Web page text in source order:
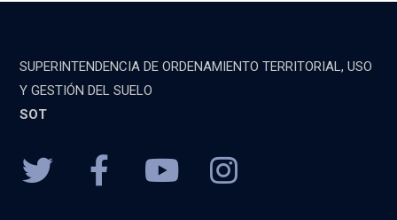
SUPERINTENDENCIA DE ORDENAMIENTO TERRITORIAL, USO
Y GESTIÓN DEL SUELO
SOT